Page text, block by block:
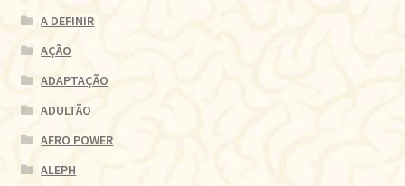
A DEFINIR
AÇÃO
ADAPTAÇÃO
ADULTÃO
AFRO POWER
ALEPH